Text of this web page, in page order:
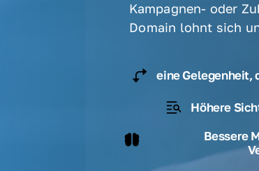
Kampagnen- oder
Domain lohnt sich
eine Gelegenheit,
Höhere
Bessere